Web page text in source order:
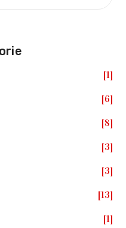
1
6
8
3
3
13
1